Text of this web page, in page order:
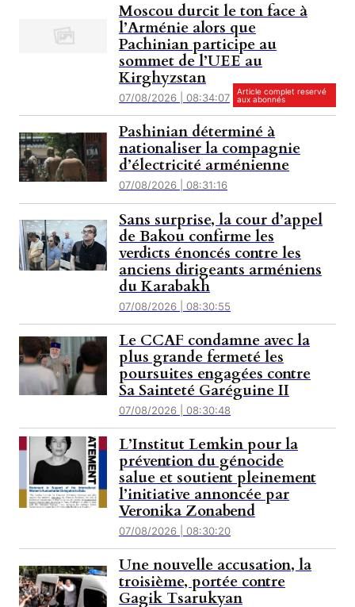
Moscou durcit le ton face à
l’Arménie alors que
Pachinian participe au
sommet de l’UEE au
Kirghyzstan
07/08/2026 | 08:34:07
Article complet reservé
aux abonnés
Pashinian déterminé à
nationaliser la compagnie
d’électricité arménienne
07/08/2026 | 08:31:16
Sans surprise, la cour d’appel
de Bakou confirme les
verdicts énoncés contre les
anciens dirigeants arméniens
du Karabakh
07/08/2026 | 08:30:55
Le CCAF condamne avec la
plus grande fermeté les
poursuites engagées contre
Sa Sainteté Garéguine II
07/08/2026 | 08:30:48
L’Institut Lemkin pour la
prévention du génocide
salue et soutient pleinement
l’initiative annoncée par
Veronika Zonabend
07/08/2026 | 08:30:20
Une nouvelle accusation, la
troisième, portée contre
Gagik Tsarukyan